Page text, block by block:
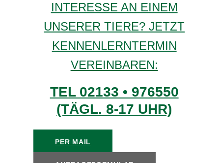
INTERESSE AN EINEM
UNSERER TIERE? JETZT
KENNENLERNTERMIN
VEREINBAREN:
TEL 02133 • 976550
(TÄGL. 8-17 UHR)
PER MAIL